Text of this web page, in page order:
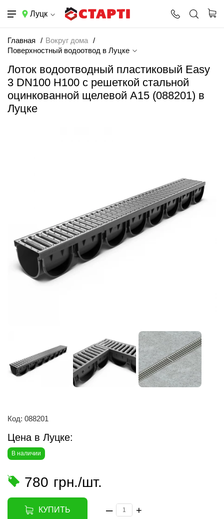
Луцк
Главная
Вокруг дома
Поверхностный водоотвод в Луцке
Лоток водоотводный пластиковый Easy
3 DN100 H100 с решеткой стальной
оцинкованной щелевой А15 (088201) в
Луцке
Код: 088201
Цена в Луцке:
В наличии
780 грн./шт.
КУПИТЬ – +